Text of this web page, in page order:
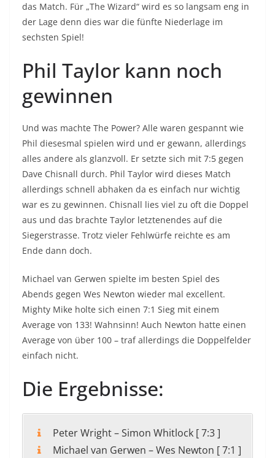
das Match. Für „The Wizard“ wird es so langsam eng in
der Lage denn dies war die fünfte Niederlage im
sechsten Spiel!
Phil Taylor kann noch
gewinnen
Und was machte The Power? Alle waren gespannt wie
Phil diesesmal spielen wird und er gewann, allerdings
alles andere als glanzvoll. Er setzte sich mit 7:5 gegen
Dave Chisnall durch. Phil Taylor wird dieses Match
allerdings schnell abhaken da es einfach nur wichtig
war es zu gewinnen. Chisnall lies viel zu oft die Doppel
aus und das brachte Taylor letztenendes auf die
Siegerstrasse. Trotz vieler Fehlwürfe reichte es am
Ende dann doch.
Michael van Gerwen spielte im besten Spiel des
Abends gegen Wes Newton wieder mal excellent.
Mighty Mike holte sich einen 7:1 Sieg mit einem
Average von 133! Wahnsinn! Auch Newton hatte einen
Average von über 100 – traf allerdings die Doppelfelder
einfach nicht.
Die Ergebnisse:
Peter Wright – Simon Whitlock [ 7:3 ]
Michael van Gerwen – Wes Newton [ 7:1 ]